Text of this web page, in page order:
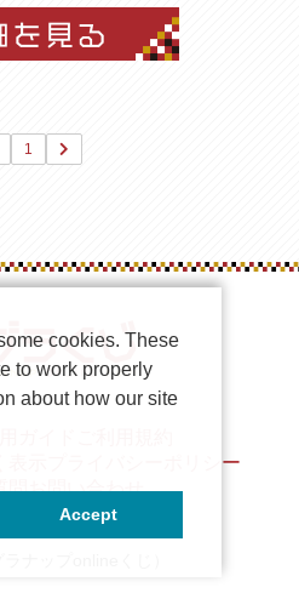
1
プライバシーポリシー
問お問い合わせ
cookies. These
to work properly
about how our site
Accept